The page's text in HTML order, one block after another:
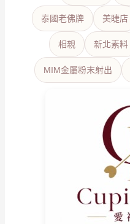
泰國老佛牌 美睫店
相親 新北素料
MIM金屬粉末射出